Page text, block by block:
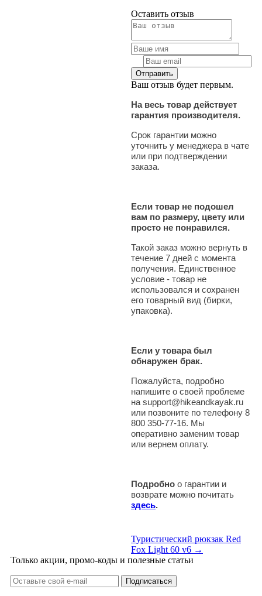
Оставить отзыв
Ваш отзыв будет первым.
На весь товар действует
гарантия производителя.
Срок гарантии можно
уточнить у менеджера в чате
или при подтверждении
заказа.
Если товар не подошел
вам по размеру, цвету или
просто не понравился.
Такой заказ можно вернуть в
течение 7 дней с момента
получения. Единственное
условие - товар не
использовался и сохранен
его товарный вид (бирки,
упаковка).
Если у товара был
обнаружен брак.
Пожалуйста, подробно
напишите о своей проблеме
на support@hikeandkayak.ru
или позвоните по телефону 8
800 350-77-16. Мы
оперативно заменим товар
или вернем оплату.
Подробно о гарантии и
возврате можно почитать
здесь.
Туристический рюкзак Red
Fox Light 60 v6 →
Только акции, промо-коды и полезные статьи